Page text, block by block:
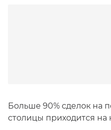
Больше 90% сделок на
столицы приходится на